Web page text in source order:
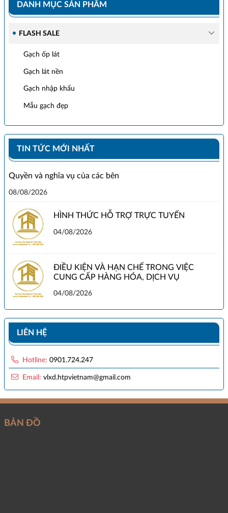
DANH MỤC SẢN PHẨM
FLASH SALE
Gạch ốp lát
Gạch lát nền
Gạch nhập khẩu
Mẫu gạch đẹp
TIN TỨC MỚI NHẤT
Quyền và nghĩa vụ của các bên
08/08/2026
HÌNH THỨC HỖ TRỢ TRỰC TUYẾN
04/08/2026
ĐIỀU KIỆN VÀ HẠN CHẾ TRONG VIỆC
CUNG CẤP HÀNG HÓA, DỊCH VỤ
04/08/2026
LIÊN HỆ
Hotline: 0901.724.247
Email: vlxd.htpvietnam@gmail.com
BẢN ĐỒ